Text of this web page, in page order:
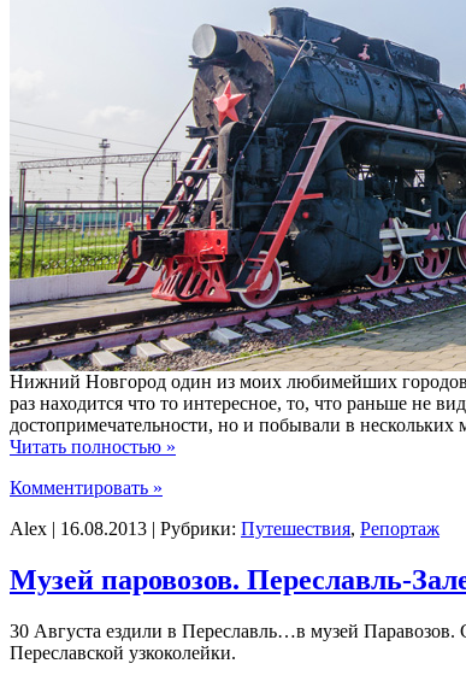
Нижний Новгород один из моих любимейших
раз находится что то интересное, то, что раньше не
достопримечательности, но и побывали в
Читать полностью »
Комментировать »
Alex | 16.08.2013 | Рубрики: Путешествия, Репортаж
Музей паровозов. Переславль-
30 Августа ездили в Переславль…в музей Паравозов.
Переславской узкоколейки.